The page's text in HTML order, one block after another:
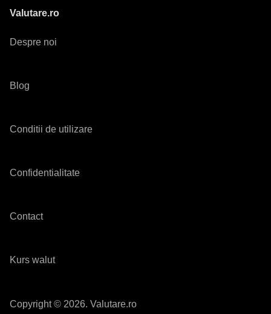
Valutare.ro
Despre noi
Blog
Conditii de utilizare
Confidentialitate
Contact
Kurs walut
Copyright © 2026. Valutare.ro